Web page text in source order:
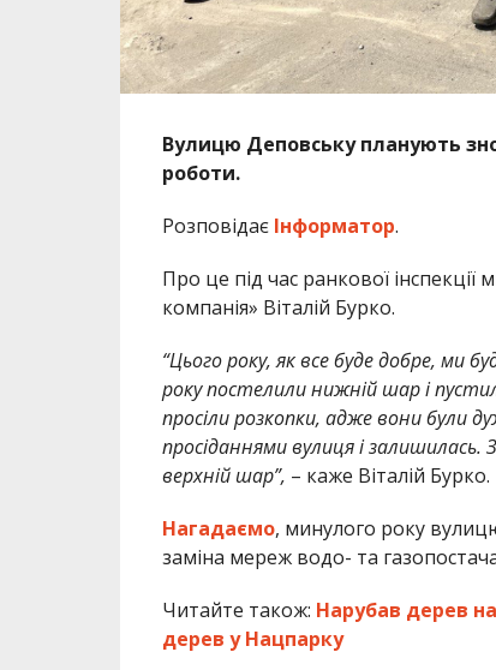
Вулицю Деповську планують
роботи.
Розповідає Інформатор.
Про це під час ранкової
компанія» Віталій Бурко.
“Цього року, як все буде добре, ми
року постелили нижній шар і
просіли розкопки, адже вони були
просіданнями вулиця і
верхній шар”, – каже Віталій Бурко.
Нагадаємо, минулого року
заміна мереж водо- та
Читайте також: Нарубав дерев
дерев у Нацпарку